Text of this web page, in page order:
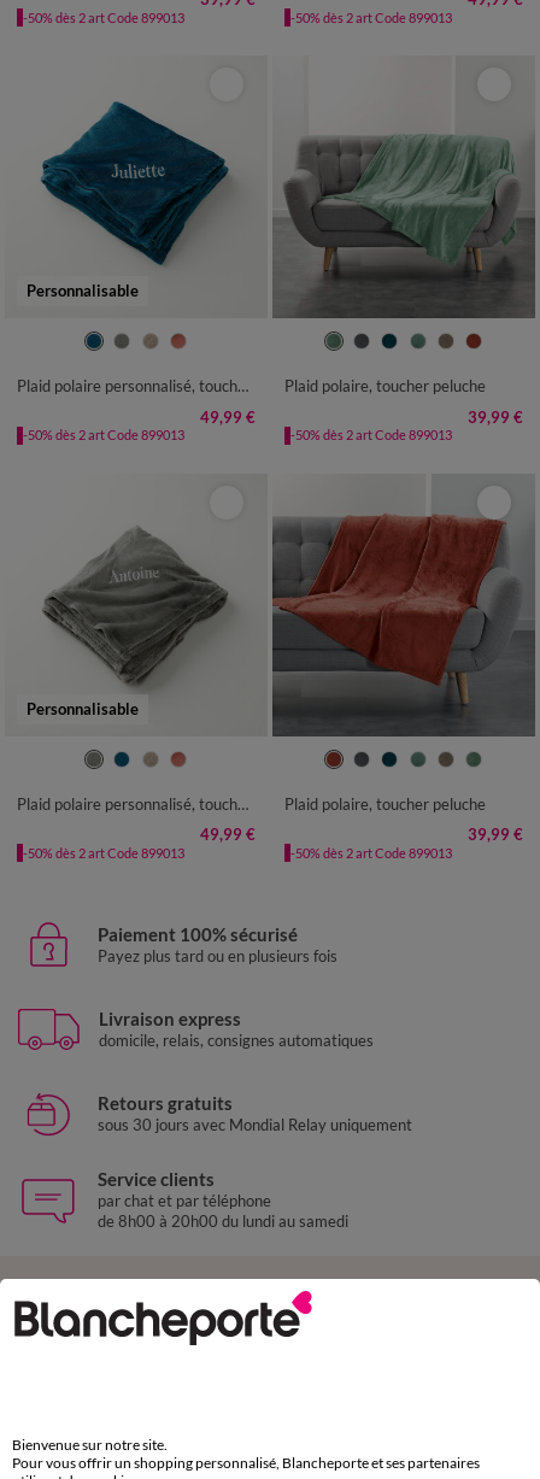
-50% dès 2 art Code 899013 -50% dès 2 art Code 899013
Personnalisable
Plaid polaire personnalisé, toucher peluche
49,99 €
-50% dès 2 art Code 899013
Plaid polaire, toucher peluche
39,99 €
-50% dès 2 art Code 899013
Personnalisable
Plaid polaire personnalisé, toucher peluche
49,99 €
-50% dès 2 art Code 899013
Plaid polaire, toucher peluche
39,99 €
-50% dès 2 art Code 899013
Paiement 100% sécurisé
Payez plus tard ou en plusieurs fois
Livraison express
domicile, relais, consignes automatiques
Retours gratuits
sous 30 jours avec Mondial Relay uniquement
Service clients
par chat et par téléphone
de 8h00 à 20h00 du lundi au samedi
11€ Offerts
en vous inscrivant à la newsletter
Ok
Bienvenue sur notre site.
Pour vous offrir un shopping personnalisé, Blancheporte et ses partenaires